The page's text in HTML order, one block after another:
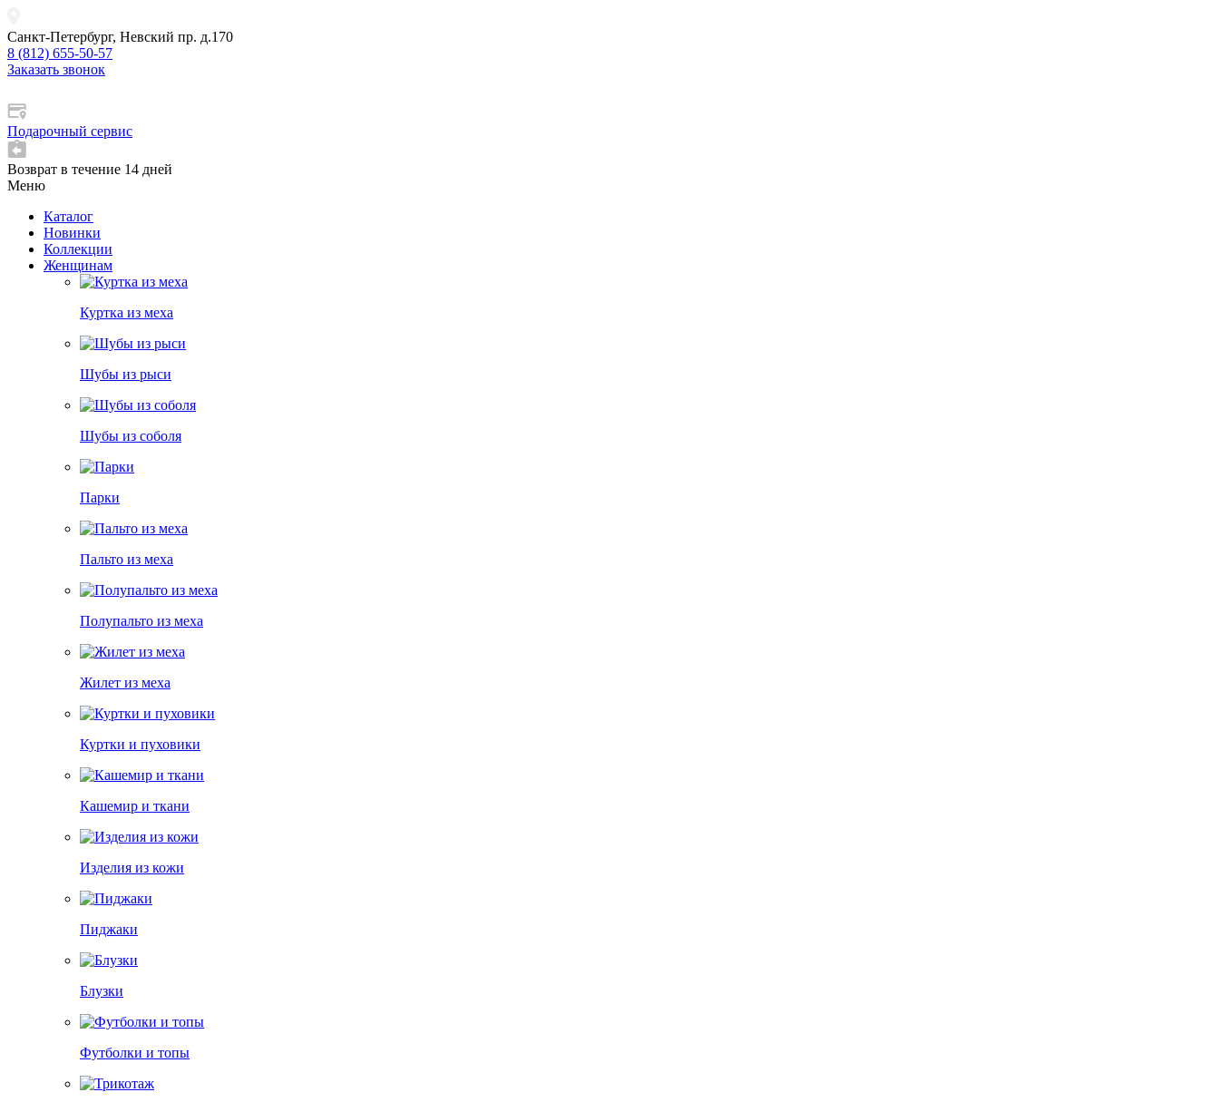
Санкт-Петербург, Невский пр. д.170
8 (812) 655-50-57
Заказать звонок
Подарочный сервис
Возврат в течение 14 дней
Меню
Каталог
Новинки
Коллекции
Женщинам
Куртка из меха
Шубы из рыси
Шубы из соболя
Парки
Пальто из меха
Полупальто из меха
Жилет из меха
Куртки и пуховики
Кашемир и ткани
Изделия из кожи
Пиджаки
Блузки
Футболки и топы